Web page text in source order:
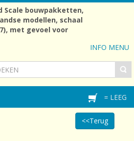
INFO MENU
Scale bouwpakketten,
modellen, schaal
met gevoel voor
= LEEG
<<Terug